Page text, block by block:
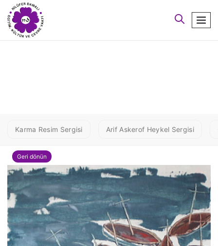
arayın
Karma Resim Sergisi Arif Askerof Heykel Sergisi
Geri dönün